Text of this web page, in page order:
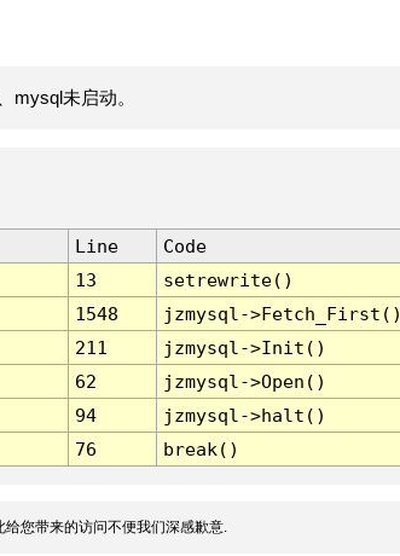
mysql未启动。
Line
Code
13
setrewrite()
1548
jzmysql-
211
jzmysql->Init()
62
jzmysql->Open()
94
jzmysql->halt()
76 break()
您带来的访问不便我们深感歉意.